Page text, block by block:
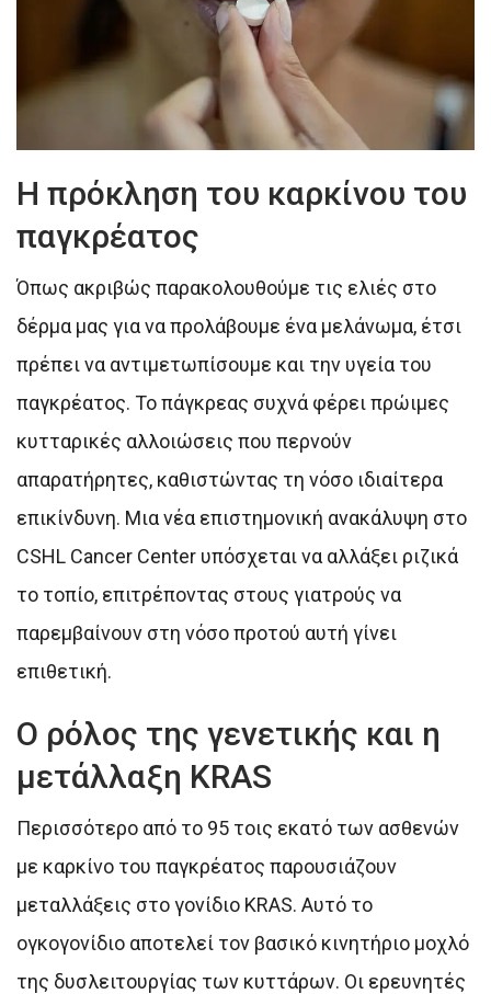
Η πρόκληση του καρκίνου του
παγκρέατος
Όπως ακριβώς παρακολουθούμε τις ελιές στο
δέρμα μας για να προλάβουμε ένα μελάνωμα, έτσι
πρέπει να αντιμετωπίσουμε και την υγεία του
παγκρέατος. Το πάγκρεας συχνά φέρει πρώιμες
κυτταρικές αλλοιώσεις που περνούν
απαρατήρητες, καθιστώντας τη νόσο ιδιαίτερα
επικίνδυνη. Μια νέα επιστημονική ανακάλυψη στο
CSHL Cancer Center υπόσχεται να αλλάξει ριζικά
το τοπίο, επιτρέποντας στους γιατρούς να
παρεμβαίνουν στη νόσο προτού αυτή γίνει
επιθετική.
Ο ρόλος της γενετικής και η
μετάλλαξη KRAS
Περισσότερο από το 95 τοις εκατό των ασθενών
με καρκίνο του παγκρέατος παρουσιάζουν
μεταλλάξεις στο γονίδιο KRAS. Αυτό το
ογκογονίδιο αποτελεί τον βασικό κινητήριο μοχλό
της δυσλειτουργίας των κυττάρων. Οι ερευνητές